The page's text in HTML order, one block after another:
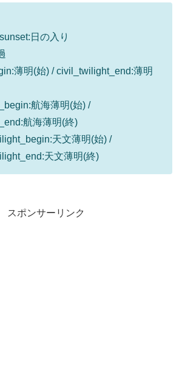
日の入り
薄明(始) / civil_twilight_end:薄明
航海薄明(始) /
航海薄明(終)
天文薄明(始) /
天文薄明(終)
スポンサーリンク